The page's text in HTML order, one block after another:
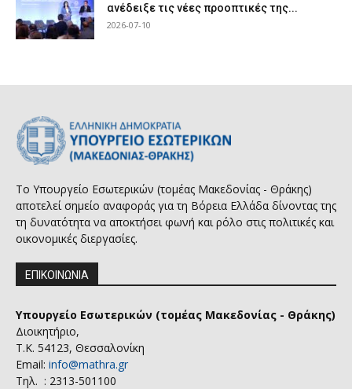
ανέδειξε τις νέες προοπτικές της...
2026-07-10
Το Υπουργείο Εσωτερικών (τομέας Μακεδονίας - Θράκης)
αποτελεί σημείο αναφοράς για τη Βόρεια Ελλάδα δίνοντας της
τη δυνατότητα να αποκτήσει φωνή και ρόλο στις πολιτικές και
οικονομικές διεργασίες.
ΕΠΙΚΟΙΝΩΝΙΑ
Υπουργείο Εσωτερικών (τομέας Μακεδονίας - Θράκης)
Διοικητήριο,
Τ.Κ. 54123, Θεσσαλονίκη
Email: info@mathra.gr
Τηλ. : 2313-501100